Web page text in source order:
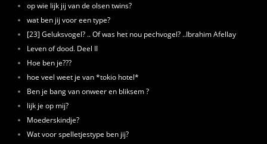
op wie lijk jij van de olsen twins?
wat ben jij voor een type?
[23] Geluksvogel? .. Of was het nou pechvogel? ..Ibrahim Afellay
Leven of dood. Deel II
Hoe ben je???
hoe veel weet je van *tokio hotel*
Ben je bang van onweer en bliksem ?
lijk je op mij?
Moederskindje?
Wat voor spelletjestype ben jij?